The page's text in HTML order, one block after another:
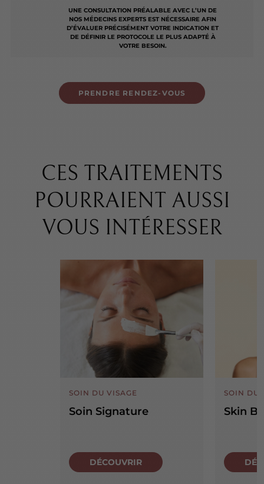
UNE CONSULTATION PRÉALABLE AVEC L’UN DE
NOS MÉDECINS EXPERTS EST NÉCESSAIRE AFIN
D’ÉVALUER PRÉCISÉMENT VOTRE INDICATION ET
DE DÉFINIR LE PROTOCOLE LE PLUS ADAPTÉ À
VOTRE BESOIN.
PRENDRE RENDEZ-VOUS
CES TRAITEMENTS
POURRAIENT AUSSI
VOUS INTÉRESSER
SOIN DU VISAGE
Soin Signature
DÉCOUVRIR
SOIN DU
Skin